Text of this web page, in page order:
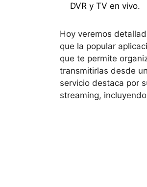
DVR y TV en vivo.
Hoy veremos
que la popular
que te permite
transmitirlas desde
servicio destaca por
streaming,